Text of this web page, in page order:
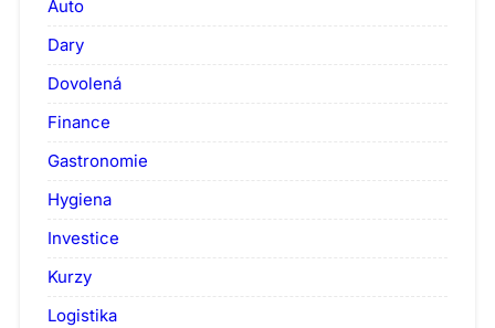
Auto
Dary
Dovolená
Finance
Gastronomie
Hygiena
Investice
Kurzy
Logistika